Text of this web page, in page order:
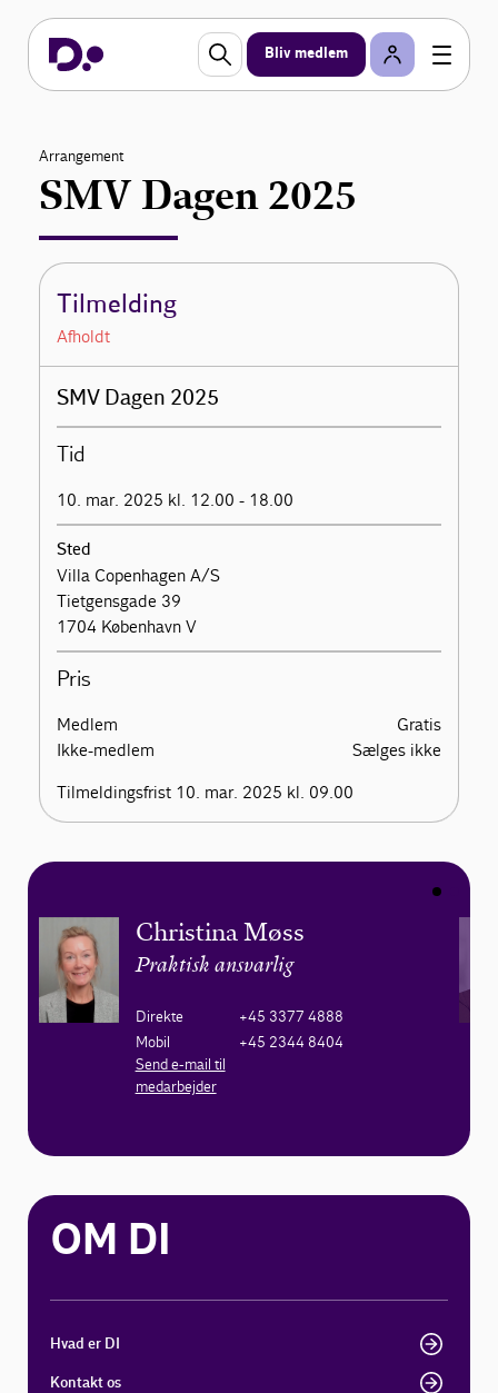
Bliv medlem
Arrangement
SMV Dagen 2025
Tilmelding
Afholdt
SMV Dagen 2025
Tid
10. mar. 2025 kl. 12.00 - 18.00
Sted
Villa Copenhagen A/S
Tietgensgade 39
1704 København V
Pris
Medlem
Gratis
Ikke-medlem
Sælges ikke
Tilmeldingsfrist 10. mar. 2025 kl. 09.00
Christina Møss
Praktisk ansvarlig
Direkte
+45 3377 4888
Mobil
+45 2344 8404
Send e-mail til
medarbejder
OM DI
Hvad er DI
Kontakt os